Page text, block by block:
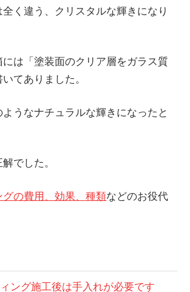
く違う、クリスタルな輝きになり
は「塗装面のクリア層をガラス質
てありました。
うなナチュラルな輝きになったと
でした。
グの費用、効果、種類などのお役代
ング施工後は手入れが必要です